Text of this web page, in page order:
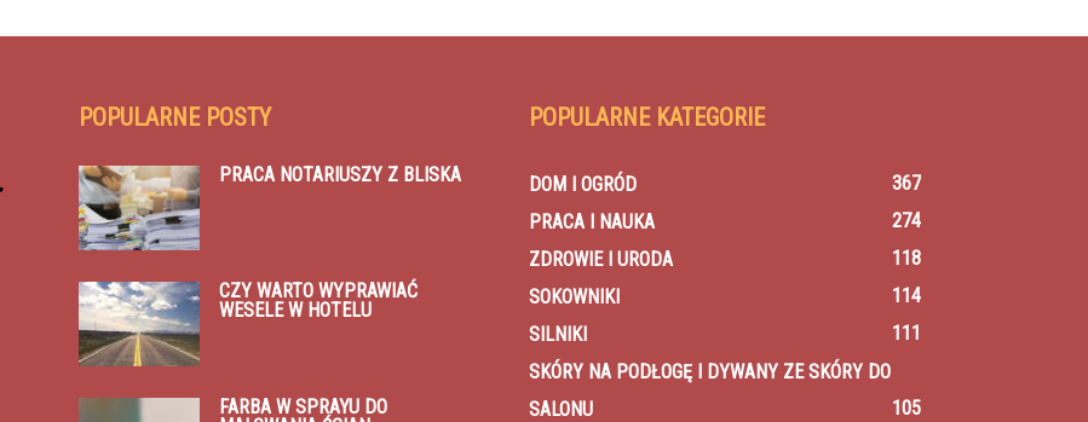
POPULARNE POSTY
PRACA NOTARIUSZY Z BLISKA
CZY WARTO WYPRAWIAĆ
WESELE W HOTELU
FARBA W SPRAYU DO
POPULARNE KATEGORIE
DOM I OGRÓD
367
PRACA I NAUKA
274
ZDROWIE I URODA
118
SOKOWNIKI
114
SILNIKI
111
SKÓRY NA PODŁOGĘ I DYWANY ZE SKÓRY DO
SALONU
105